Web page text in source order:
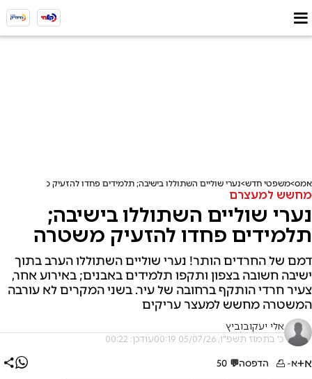
אמס משפטי חדש נערי שוליים השתוללו בישיבה; תלמידים פחדו להזעיק משטרה
מחשש למעצרם
נערי שוליים השתוללו בישיבה;
תלמידים פחדו להזעיק משטרה
דמם של החרדים הותר! נערי שוליים השתוללו הערב בתוך
ישיבה חשובה בצפון ותקפו תלמידים באבנים; באירוע אחר,
צעיר חרדי הותקף ברחובה של עיר. בשני המקרים לא עורבה
המשטרה מחשש למעצר עריקים
אלי יעקובוביץ
כ' בתמוז תשפ"ו, 05/07/26 00:19 עודכן: 00:22
א+א- הדפסה💬
50